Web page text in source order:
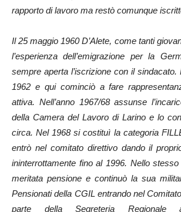
rapporto di lavoro ma restò comunque
Il 25 maggio 1960 D’Alete, come tanti
l’esperienza dell’emigrazione per la
sempre aperta l’iscrizione con il sindacato.
1962 e qui cominciò a fare
attiva. Nell’anno 1967/68 assunse
della Camera del Lavoro di Larino e lo
circa. Nel 1968 si costituì la categoria
entrò nel comitato direttivo dando il
ininterrottamente fino al 1996. Nello
meritata pensione e continuò la sua
Pensionati della CGIL entrando nel
parte della Segreteria Regionale